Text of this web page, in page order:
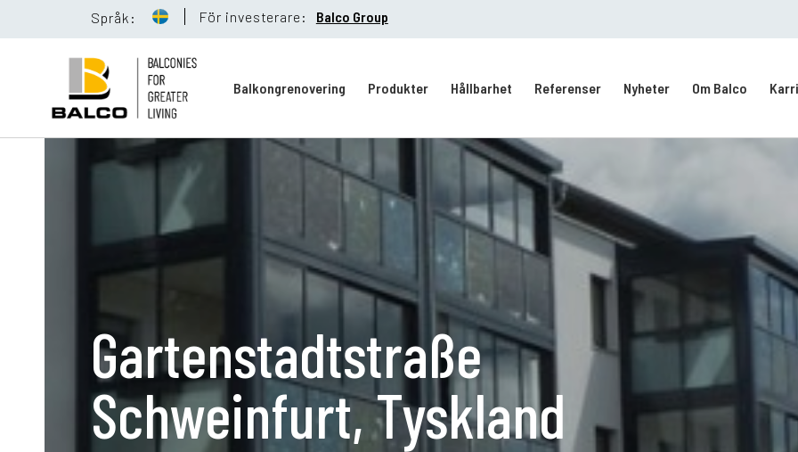
Språk: För investerare: Balco Group
Balkongrenovering Produkter Hållbarhet Referenser Nyheter Om Balco
Balkongrenovering
Hållbarhet
Referenser
Nyheter
Gartenstadtstraße
Schweinfurt, Tyskland